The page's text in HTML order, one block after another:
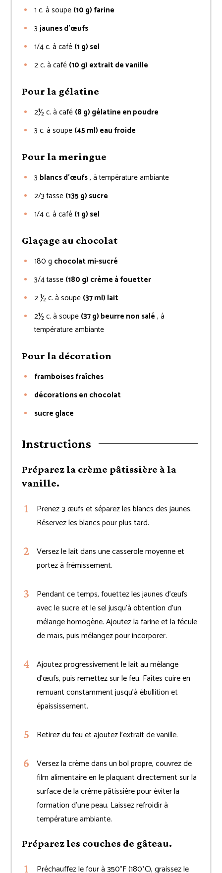
1 c. à soupe (10 g) farine
3 jaunes d’œufs
1/4c. à café (1 g) sel
2c. à café (10 g) extrait de vanille
Pour la gélatine
2½c. à café (8 g) gélatine en poudre
3 c. à soupe (45 ml) eau froide
Pour la meringue
3 blancs d’œufs, à température ambiante
2/3tasse (135 g) sucre
1/4c. à café (1 g) sel
Glaçage au chocolat
180 g chocolat mi-sucré
3/4tasse (180 g) crème à fouetter
2 ½c. à soupe (37 ml) lait
2½c. à soupe (37 g) beurre non salé , à
température ambiante
Pour la décoration
framboises fraîches
décorations en chocolat
sucre glace
Instructions
Préparez la crème pâtissière à la
vanille.
Prenez 3 œufs et séparez les blancs des jaunes.
Réservez les blancs pour plus tard.
Versez le lait dans une casserole moyenne et
portez à frémissement.
Pendant ce temps, fouettez les jaunes d’œufs
avec le sucre et le sel jusqu’à obtention d’un
mélange homogène. Ajoutez la farine et la fécule
de maïs, puis mélangez pour incorporer.
Ajoutez progressivement le lait au mélange
d’œufs, puis remettez sur le feu. Faites cuire en
remuant constamment jusqu’à ébullition et
épaississement.
Retirez du feu et ajoutez l’extrait de vanille.
Versez la crème dans un bol propre, couvrez de
film alimentaire en le plaquant directement sur la
surface de la crème pâtissière pour éviter la
formation d’une peau. Laissez refroidir à
température ambiante.
Préparez les couches de gâteau.
Préchauffez le four à 350°F (180°C), graissez le